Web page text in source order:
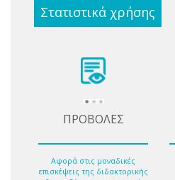
Στατιστικά χρήσης
ΠΡΟΒΟΛΕΣ
Αφορά στις μοναδικές
επισκέψεις της διδακτορικής